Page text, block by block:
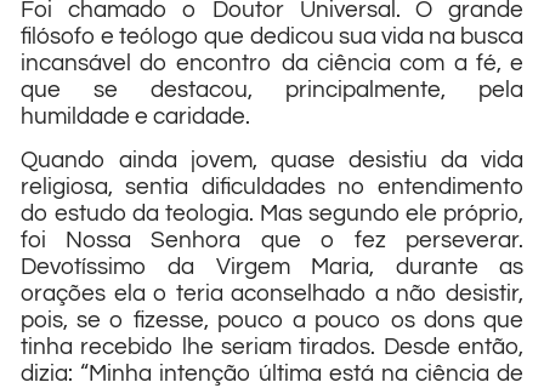
Foi chamado o Doutor Universal. O grande
filósofo e teólogo que dedicou sua vida na busca
incansável do encontro da ciência com a fé, e
que se destacou, principalmente, pela
humildade e caridade.
Quando ainda jovem, quase desistiu da vida
religiosa, sentia dificuldades no entendimento
do estudo da teologia. Mas segundo ele próprio,
foi Nossa Senhora que o fez perseverar.
Devotíssimo da Virgem Maria, durante as
orações ela o teria aconselhado a não desistir,
pois, se o fizesse, pouco a pouco os dons que
tinha recebido lhe seriam tirados. Desde então,
dizia: “Minha intenção última está na ciência de